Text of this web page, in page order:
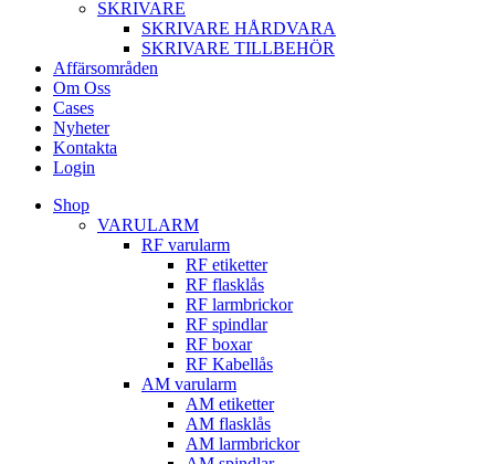
SKRIVARE
SKRIVARE HÅRDVARA
SKRIVARE TILLBEHÖR
Affärsområden
Om Oss
Cases
Nyheter
Kontakta
Login
Shop
VARULARM
RF varularm
RF etiketter
RF flasklås
RF larmbrickor
RF spindlar
RF boxar
RF Kabellås
AM varularm
AM etiketter
AM flasklås
AM larmbrickor